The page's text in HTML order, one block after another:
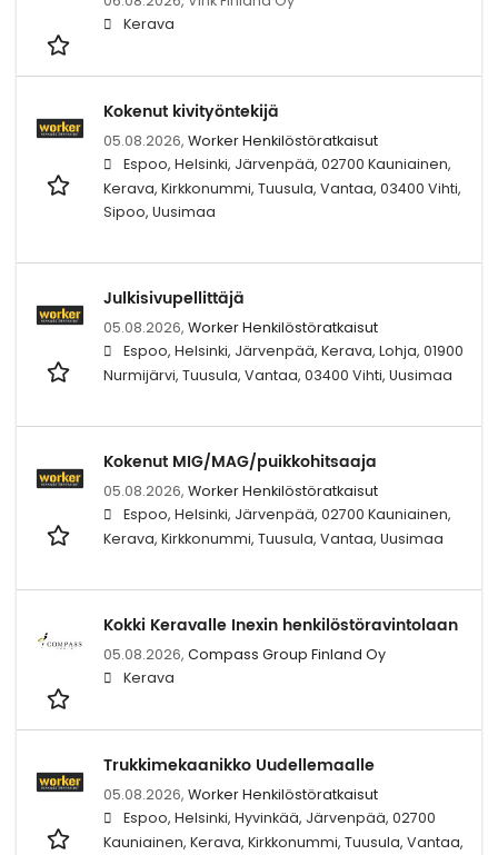
Kerava
Kokenut kivityöntekijä
05.08.2026, Worker Henkilöstöratkaisut
Espoo, Helsinki, Järvenpää, 02700 Kauniainen,
Kerava, Kirkkonummi, Tuusula, Vantaa, 03400 Vihti,
Sipoo, Uusimaa
Julkisivupellittäjä
05.08.2026, Worker Henkilöstöratkaisut
Espoo, Helsinki, Järvenpää, Kerava, Lohja, 01900
Nurmijärvi, Tuusula, Vantaa, 03400 Vihti, Uusimaa
Kokenut MIG/MAG/puikkohitsaaja
05.08.2026, Worker Henkilöstöratkaisut
Espoo, Helsinki, Järvenpää, 02700 Kauniainen,
Kerava, Kirkkonummi, Tuusula, Vantaa, Uusimaa
Kokki Keravalle Inexin henkilöstöravintolaan
05.08.2026, Compass Group Finland Oy
Kerava
Trukkimekaanikko Uudellemaalle
05.08.2026, Worker Henkilöstöratkaisut
Espoo, Helsinki, Hyvinkää, Järvenpää, 02700
Kauniainen, Kerava, Kirkkonummi, Tuusula, Vantaa,